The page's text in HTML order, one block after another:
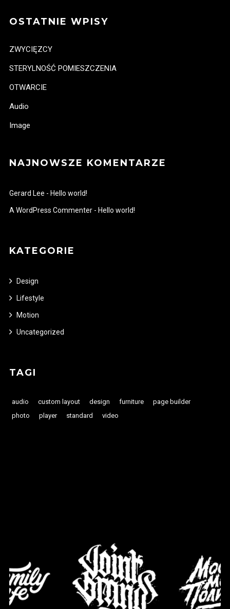
OSTATNIE WPISY
ZWYCIĘZCY
STERYLNOŚĆ POMIESZCZENIA
OTWARCIE
Audio
Image
NAJNOWSZE KOMENTARZE
Gerard Lee - Hello world!
A WordPress Commenter- Hello world!
KATEGORIE
Design
Lifestyle
Motion
Uncategorized
TAGI
audio custom layout design furniture
page builder
photo
player standard video